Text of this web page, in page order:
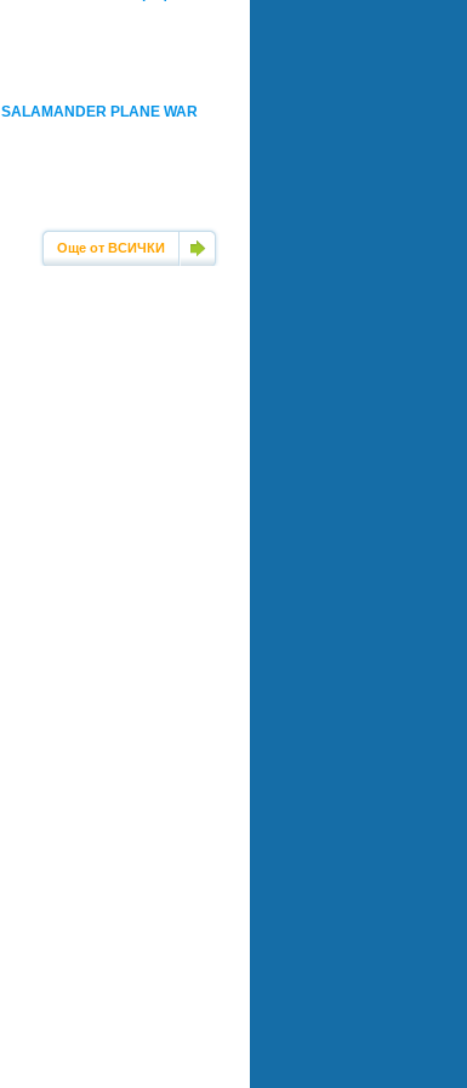
SALAMANDER PLANE WAR
Още от ВСИЧКИ